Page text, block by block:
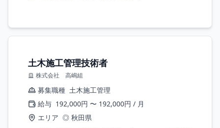
土木施工管理技術者
株式会社 高嶋組
募集職種 土木施工管理
給与 192,000円 〜 192,000円 / 月
エリア ◎ 秋田県